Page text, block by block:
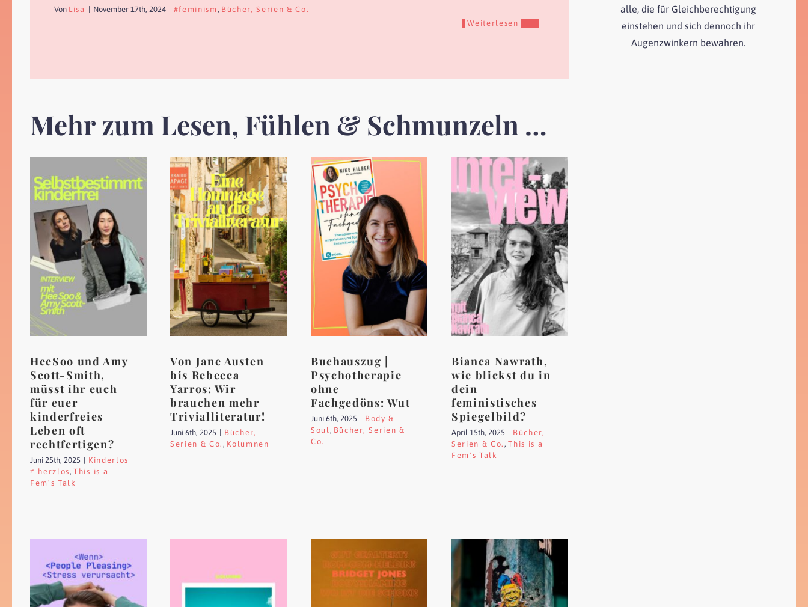
Von Lisa November 17th, 2024 #feminism , Bücher, Serien & Co.
Weiterlesen
alle, die für Gleichberechtigung
einstehen und sich dennoch ihr
Augenzwinkern bewahren.
Mehr zum Lesen, Fühlen & Schmunzeln …
HeeSoo und Amy
Scott-Smith,
müsst ihr euch
für euer
kinderfreies
Leben oft
rechtfertigen?
Juni 25th, 2025 | Kinderlos
≠ herzlos ,This is a
Fem's Talk
Von Jane Austen
bis Rebecca
Yarros: Wir
brauchen mehr
Trivialliteratur!
Juni 6th, 2025 | Bücher,
Serien & Co. , Kolumnen
Buchauszug |
Psychotherapie
ohne
Fachgedöns: Wut
Juni 6th, 2025 | Body &
Soul , Bücher, Serien &
Co.
Bianca Nawrath,
wie blickst du in
dein
feministisches
Spiegelbild?
April 15th, 2025 | Bücher,
Serien & Co. ,This is a
Fem's Talk